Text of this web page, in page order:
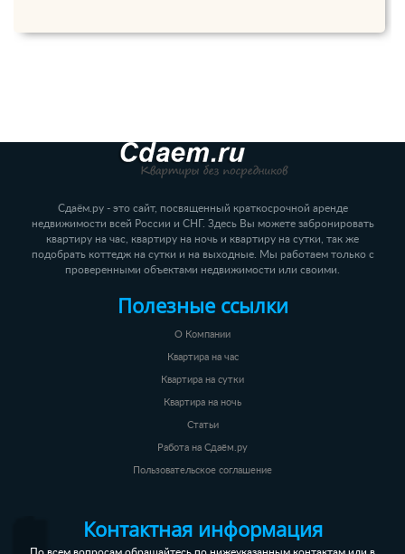
Сдаём.ру - это сайт, посвященный краткосрочной аренде
недвижимости всей России и СНГ. Здесь Вы можете забронировать
квартиру на час, квартиру на ночь и квартиру на сутки, так же
подобрать коттедж на сутки и на выходные. Мы работаем только с
проверенными объектами недвижимости или своими.
Полезные ссылки
О Компании
Квартира на час
Квартира на сутки
Квартира на ночь
Статьи
Работа на Сдаём.ру
Пользовательское соглашение
Контактная информация